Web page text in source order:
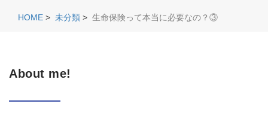
HOME > 未分類 > 生命保険って本当に必要なの？③
About me!